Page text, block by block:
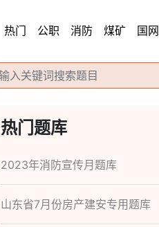
热门 公职 消防 煤矿 国网
热门题库
2023年消防宣传月题库
山东省7月份房产建安专用题库